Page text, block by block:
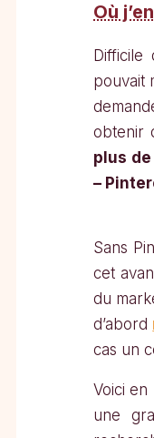
Où
pouvait
obtenir
plus
–
Sans
cet
du
d’abord
cas un
Voici en
une